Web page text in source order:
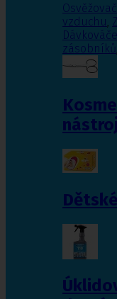
vzduchu,
zásobníků